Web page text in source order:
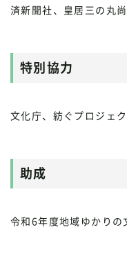
済新聞社、皇居三の丸
特別協力
文化庁、紡ぐプロジェ
助成
令和6年度地域ゆかりの